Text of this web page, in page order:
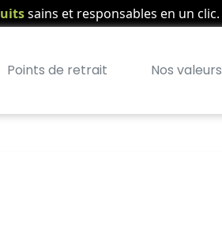
sains et responsables en un clic.
Points de retrait Nos valeurs